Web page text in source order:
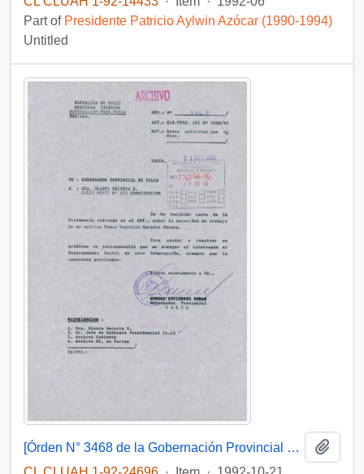
Part of Presidente Patricio Aylwin Azócar (1990-1994)
Untitled
[Órden N° 3468 de la Gobernación Provincial de Talca]